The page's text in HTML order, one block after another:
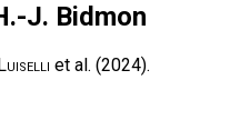
J. Bidmon
et al. (2024).